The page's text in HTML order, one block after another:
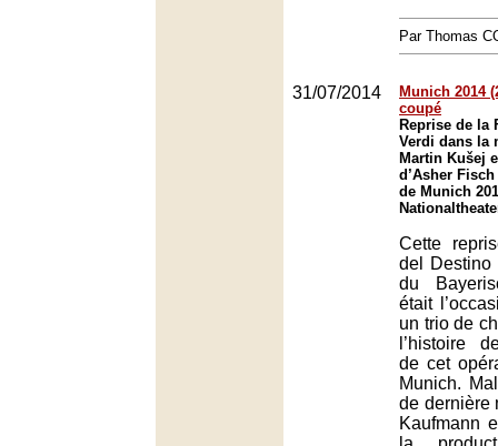
Par Thomas
31/07/2014
Munich 2014
coupé
Reprise de la
Verdi dans la
Martin Kušej
d’Asher
de Munich
Cette
del Destino
du
était
un trio de
l’histoire
de cet
Munich.
de dernière
Kaufmann